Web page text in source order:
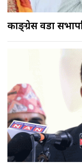
काङ्ग्रेस वडा